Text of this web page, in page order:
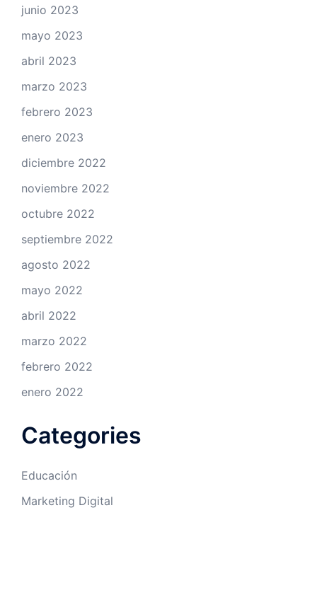
junio 2023
mayo 2023
abril 2023
marzo 2023
febrero 2023
enero 2023
diciembre 2022
noviembre 2022
octubre 2022
septiembre 2022
agosto 2022
mayo 2022
abril 2022
marzo 2022
febrero 2022
enero 2022
Categories
Educación
Marketing Digital